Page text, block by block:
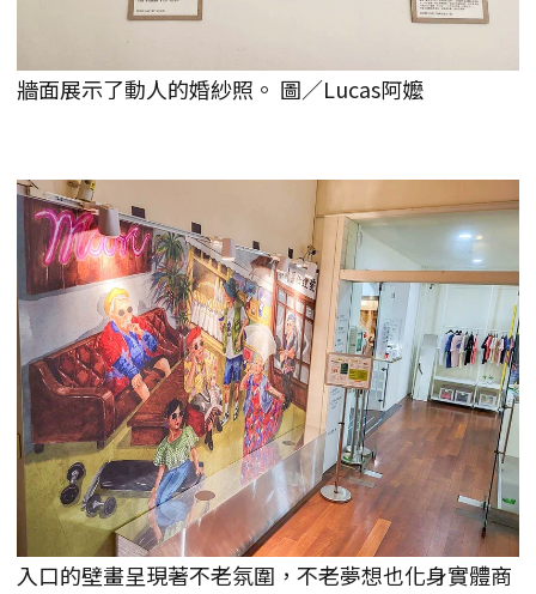
牆面展示了動人的婚紗照。 圖／Lucas阿嬤
入口的壁畫呈現著不老氛圍，不老夢想也化身實體商